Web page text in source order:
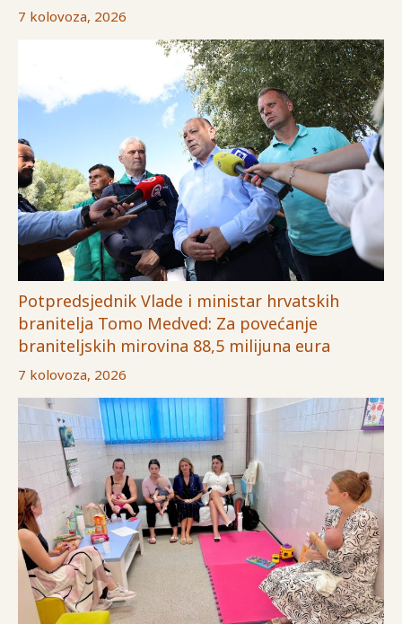
7 kolovoza, 2026
Potpredsjednik Vlade i ministar hrvatskih
branitelja Tomo Medved: Za povećanje
braniteljskih mirovina 88,5 milijuna eura
7 kolovoza, 2026